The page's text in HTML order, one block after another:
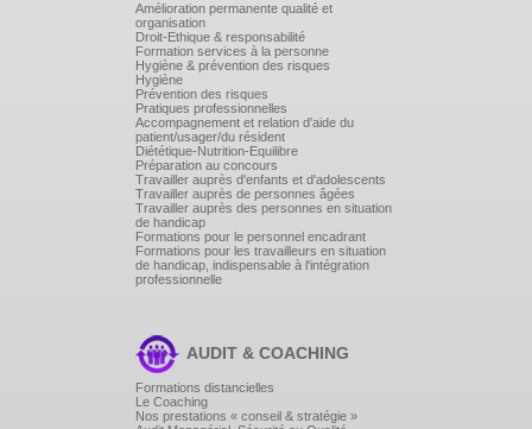
Amélioration permanente qualité et
organisation
Droit-Ethique & responsabilité
Formation services à la personne
Hygiène & prévention des risques
Hygiène
Prévention des risques
Pratiques professionnelles
Accompagnement et relation d'aide du
patient/usager/du résident
Diététique-Nutrition-Equilibre
Préparation au concours
Travailler auprès d'enfants et d'adolescents
Travailler auprès de personnes âgées
Travailler auprès des personnes en situation
de handicap
Formations pour le personnel encadrant
Formations pour les travailleurs en situation
de handicap, indispensable à l'intégration
professionnelle
AUDIT & COACHING
Formations distancielles
Le Coaching
Nos prestations « conseil & stratégie »